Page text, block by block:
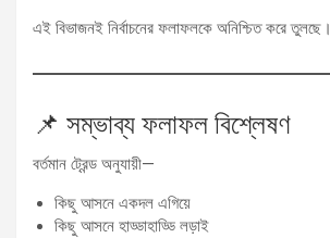
এই বিভাজনই নির্বাচনের ফলাফলকে অনিশ্চিত করে তুলছে।
📌 সম্ভাব্য ফলাফল বিশ্লেষণ
বর্তমান ট্রেন্ড অনুযায়ী—
কিছু আসনে একদল এগিয়ে
কিছু আসনে হাড্ডাহাড্ডি লড়াই